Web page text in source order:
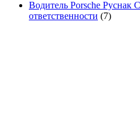
Водитель Porsche Руснак
ответственности (7)